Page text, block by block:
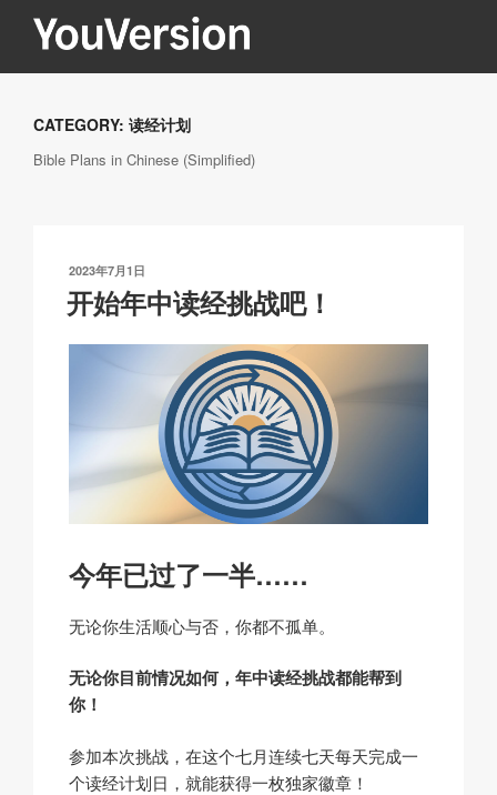
YOUVERSION
Seeking God every day.
CATEGORY: 读经计划
Bible Plans in Chinese (Simplified)
发
布
于
2023年7月1日
开始年中读经挑战吧！
今年已过了一半……
无论你生活顺心与否，你都不孤单。
无论你目前情况如何，年中读经挑战都能帮到
你！
参加本次挑战，在这个七月连续七天每天完成一
个读经计划日，就能获得一枚独家徽章！